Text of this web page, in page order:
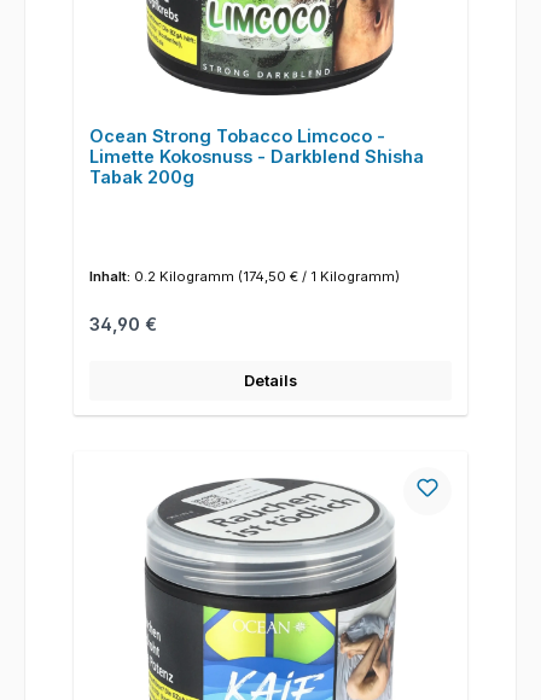
Ocean Strong Tobacco Limcoco -
Limette Kokosnuss - Darkblend Shisha
Tabak 200g
Inhalt: 0.2 Kilogramm (174,50 € / 1 Kilogramm)
Regulärer Preis:
34,90 €
Details